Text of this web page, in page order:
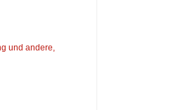
und andere,